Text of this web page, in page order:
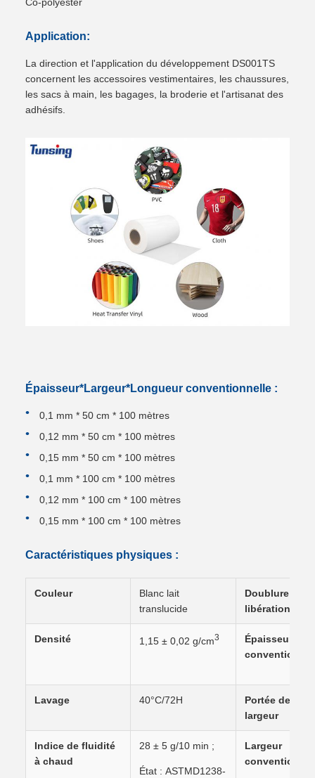
Application:
La direction et l'application du développement DS001TS
concernent les accessoires vestimentaires, les chaussures,
les sacs à main, les bagages, la broderie et l'artisanat des
adhésifs.
Épaisseur*Largeur*Longueur conventionnelle :
0,1 mm * 50 cm * 100 mètres
0,12 mm * 50 cm * 100 mètres
0,15 mm * 50 cm * 100 mètres
0,1 mm * 100 cm * 100 mètres
0,12 mm * 100 cm * 100 mètres
0,15 mm * 100 cm * 100 mètres
Caractéristiques physiques :
Couleur
Blanc lait
translucide
Doublure de
libération
Densité 1,15 ± 0,02 g/cm3
Épaisseur
Lavage 40°C/72H
Portée de la
largeur
Indice de fluidité
à chaud
28 ± 5 g/10 min ;
État : ASTMD1238-
Largeur